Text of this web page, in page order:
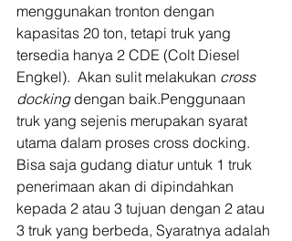
menggunakan tronton dengan
kapasitas 20 ton, tetapi truk yang
tersedia hanya 2 CDE (Colt Diesel
Engkel).  Akan sulit melakukan cross
docking dengan baik.Penggunaan
truk yang sejenis merupakan syarat
utama dalam proses cross docking.
Bisa saja gudang diatur untuk 1 truk
penerimaan akan di dipindahkan
kepada 2 atau 3 tujuan dengan 2 atau
3 truk yang berbeda, Syaratnya adalah